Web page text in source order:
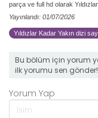
parça ve full hd olarak
Yayınlandı: 01/07/2026
Yıldızlar Kadar Yakın dizi
Bu bölüm için yorum
ilk yorumu sen gönder!
Yorum Yap